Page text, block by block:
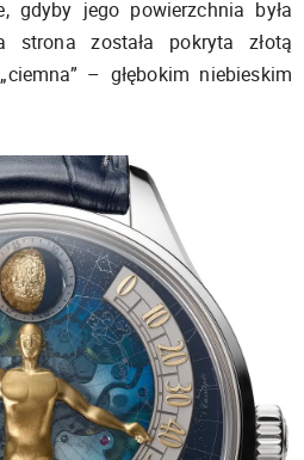
gdyby jego powierzchnia była
strona została pokryta złotą
– głębokim niebieskim